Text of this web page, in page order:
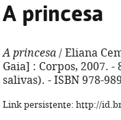
A princesa
A princesa / Eliana
Gaia] : Corpos, 2007. -
salivas). - ISBN 978-
Link persistente: http://